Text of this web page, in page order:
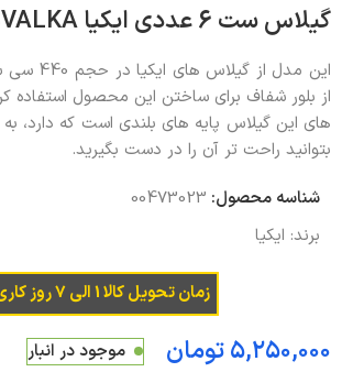
گیلاس ست 6 عددی ایکیا SVALKA بزرگ
این مدل
از بلور شفاف برای ساختن این محصول استفاده
های این گیلاس پایه های بلندی است که دارد،
بتوانید راحت تر آن را در دست بگیرید.
شناسه محصول: 00473023
برند: ایکیا
زمان تحویل کالا 1 الی 7 روز کاری می باشد
تومان
موجود در انبار